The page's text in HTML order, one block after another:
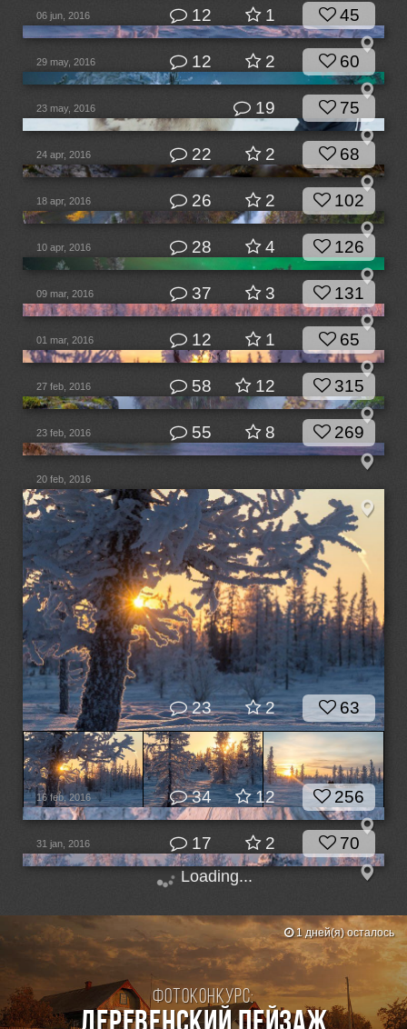
06 jun, 2016 12 1 45
29 may, 2016 12 2 60
23 may, 2016 19 75
24 apr, 2016 22 2 68
18 apr, 2016 26 2 102
10 apr, 2016 28 4 126
09 mar, 2016 37 3 131
01 mar, 2016 12 1 65
27 feb, 2016 58 12 315
23 feb, 2016 55 8 269
20 feb, 2016
23 2 63
16 feb, 2016 34 12 256
31 jan, 2016 17 2 70
Loading...
Фотоконкурс:
1 дней(я) осталось